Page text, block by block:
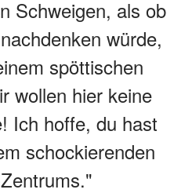
Schweigen, als ob
würde,
spöttischen
wollen hier keine
Ich hoffe, du hast
schockierenden